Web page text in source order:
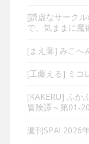
[謙虚なサーク
で、気ままに魔
[まえ葉] みこへ
[工藤える] ミコ
[KAKERU] ふか
冒険譚～第01-
週刊SPA! 2026